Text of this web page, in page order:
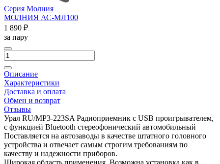
Серия Молния
МОЛНИЯ АС-МЛ100
1 890 ₽
за пару
Описание
Характеристики
Доставка и оплата
Обмен и возврат
Отзывы
Урал RU/MP3-223SA Радиоприемник с USB проигрывателем,
с функцией Bluetooth стереофонический автомобильный
Поставляется на автозаводы в качестве штатного головного
устройства и отвечает cамым строгим требованиям по
качеству и надежности приборов.
Широкая область применения. Возможна установка как в